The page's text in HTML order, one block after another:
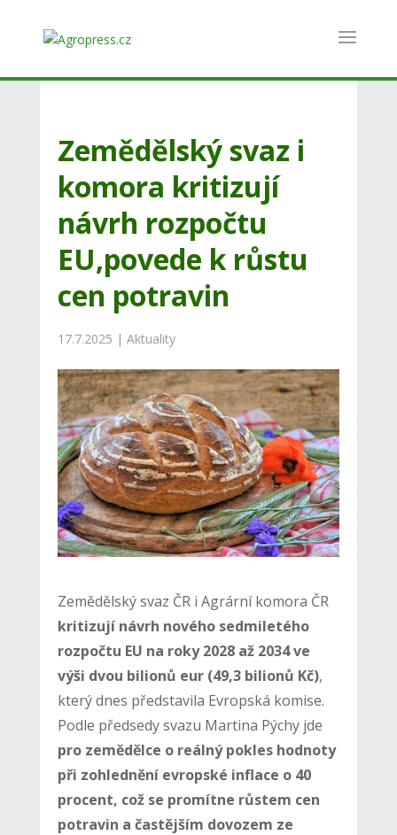
Zemědělský svaz i
komora kritizují
návrh rozpočtu
EU,povede k růstu
cen potravin
17.7.2025 | Aktuality
Zemědělský svaz ČR i Agrární komora ČR
kritizují návrh nového sedmiletého
rozpočtu EU na roky 2028 až 2034 ve
výši dvou bilionů eur (49,3 bilionů Kč),
který dnes představila Evropská komise.
Podle předsedy svazu Martina Pýchy jde
pro zemědělce o reálný pokles hodnoty
při zohlednění evropské inflace o 40
procent, což se promítne růstem cen
potravin a častějším dovozem ze